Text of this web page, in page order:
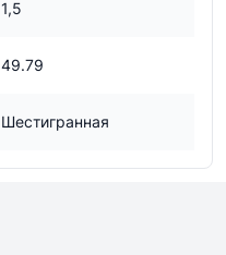
1,5
49.79
Шестигранная